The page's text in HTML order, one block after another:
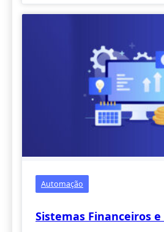
Automação
Sistemas Financeiros